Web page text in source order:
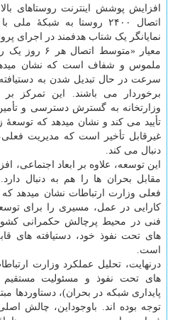
اتصال ۲۴۰۰ روستا به شبکهٔ
نمایانگر یک شتاب هدفمند در اجرای
معیار
ملموس و شفاف است که نشان میدهد
سرعت در حال تبدیل شدن به
برخوردار می باشند. این تمرکز بر
وزارتخانه به گسترش دسترسی و
تأیید می کند و نشان میدهد که
غیرقابل تأخیر است که مدیریت فعلی،
دنبال می کند.
این توسعه، علاوه بر ابعاد اجتماعی،
مقابل بحران ها را هم به دنبال
فعلی وزارت ارتباطات نشان میدهد که
کارایی در عمل، مسیری را برای
فنی در محیط پرچالش حکمرانی
های تحت نفوذ خود، دستیافته های
است.
درنهایت، تحلیل عملکرد وزارت
های تحت نفوذ و مسئولیت
پایداری شبکه در بحران)، دستاوردها
توجه بوده اند. باوجوداین، چالش